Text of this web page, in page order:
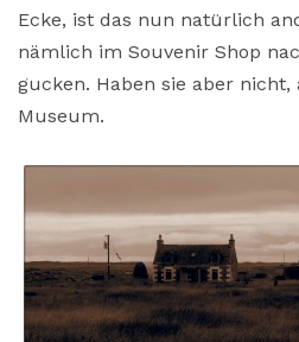
Ecke, ist das nun natürlich
nämlich im Souvenir Shop
gucken. Haben sie aber nicht,
Museum.